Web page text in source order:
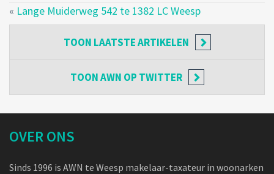
« Lange Muiderweg 542 te 1382 LC Weesp
TOON LAATSTE ARTIKELEN
TOONAWN OP TWITTER
OVER ONS
Sinds 1996 is AWN te Weesp makelaar-taxateur in woonarken